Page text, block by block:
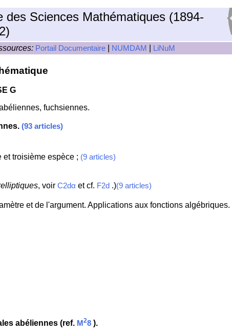
Sciences Mathématiques (1894-
Portail Documentaire NUMDAM LiNuM
G
fuchsiennes.
(93 articles)
troisième espèce ; (9 articles)
, voir C2dα et cf. F2d .)(9 articles)
et de l'argument. Applications aux fonctions algébriques.
abéliennes (ref. M 28).